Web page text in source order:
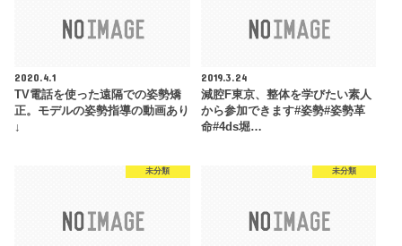
2020.4.1
TV電話を使った遠隔での姿勢矯
正。モデルの姿勢指導の動画あり
↓
2019.3.24
減腔F東京、整体を学びたい素人
から参加できます#姿勢#姿勢革
命#4ds堀…
未分類 未分類